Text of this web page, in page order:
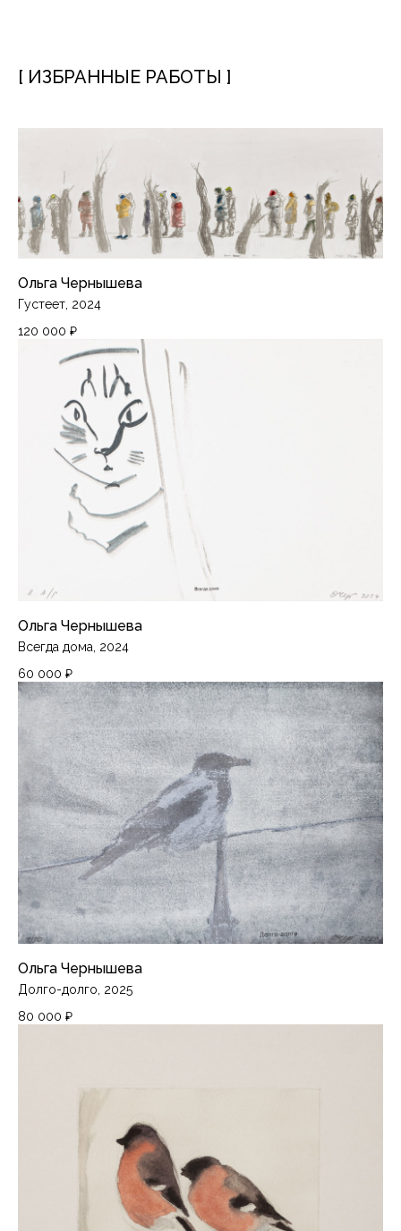
[ ИЗБРАННЫЕ РАБОТЫ ]
Ольга Чернышева
Густеет, 2024
120 000 ₽
Ольга Чернышева
Всегда дома, 2024
60 000 ₽
Ольга Чернышева
Долго-долго, 2025
80 000 ₽